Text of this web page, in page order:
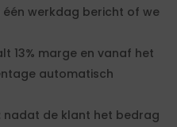
werkdag bericht of we
13% marge en vanaf het
automatisch
nadat de klant het bedrag